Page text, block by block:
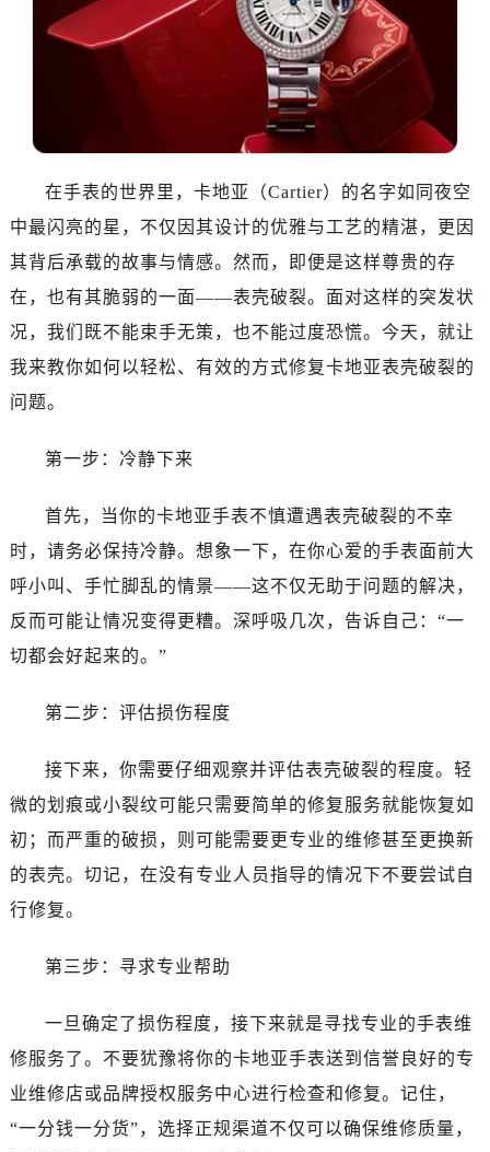
在手表的世界里，卡地亚（Cartier）的名字如同夜空
中最闪亮的星，不仅因其设计的优雅与工艺的精湛，更因
其背后承载的故事与情感。然而，即便是这样尊贵的存
在，也有其脆弱的一面——表壳破裂。面对这样的突发状
况，我们既不能束手无策，也不能过度恐慌。今天，就让
我来教你如何以轻松、有效的方式修复卡地亚表壳破裂的
问题。
第一步：冷静下来
首先，当你的卡地亚手表不慎遭遇表壳破裂的不幸
时，请务必保持冷静。想象一下，在你心爱的手表面前大
呼小叫、手忙脚乱的情景——这不仅无助于问题的解决，
反而可能让情况变得更糟。深呼吸几次，告诉自己：“一
切都会好起来的。”
第二步：评估损伤程度
接下来，你需要仔细观察并评估表壳破裂的程度。轻
微的划痕或小裂纹可能只需要简单的修复服务就能恢复如
初；而严重的破损，则可能需要更专业的维修甚至更换新
的表壳。切记，在没有专业人员指导的情况下不要尝试自
行修复。
第三步：寻求专业帮助
一旦确定了损伤程度，接下来就是寻找专业的手表维
修服务了。不要犹豫将你的卡地亚手表送到信誉良好的专
业维修店或品牌授权服务中心进行检查和修复。记住，
“一分钱一分货”，选择正规渠道不仅可以确保维修质量，